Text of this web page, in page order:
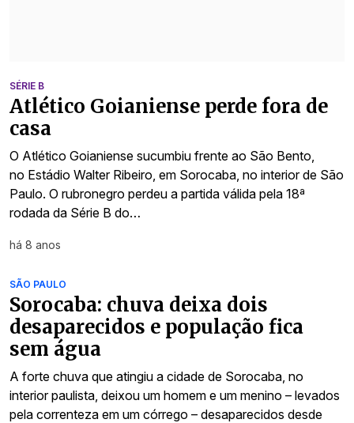
SÉRIE B
Atlético Goianiense perde fora de
casa
O Atlético Goianiense sucumbiu frente ao São Bento,
no Estádio Walter Ribeiro, em Sorocaba, no interior de São
Paulo. O rubronegro perdeu a partida válida pela 18ª
rodada da Série B do…
há 8 anos
SÃO PAULO
Sorocaba: chuva deixa dois
desaparecidos e população fica
sem água
A forte chuva que atingiu a cidade de Sorocaba, no
interior paulista, deixou um homem e um menino – levados
pela correnteza em um córrego – desaparecidos desde